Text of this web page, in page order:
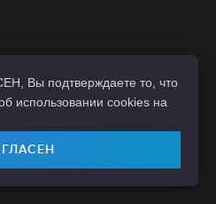
212-12-38
c.ru
«Инлайн Груп Центр»
Вы подтверждаете то, что
использовании cookies на